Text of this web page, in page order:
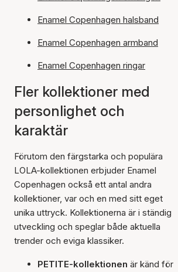
Enamel Copenhagen halsband
Enamel Copenhagen armband
Enamel Copenhagen ringar
Fler kollektioner med
personlighet och
karaktär
Förutom den färgstarka och populära
LOLA-kollektionen erbjuder Enamel
Copenhagen också ett antal andra
kollektioner, var och en med sitt eget
unika uttryck. Kollektionerna är i ständig
utveckling och speglar både aktuella
trender och eviga klassiker.
PETITE-kollektionen är känd för